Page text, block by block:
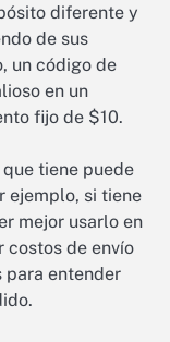
diferente y
de sus
un código de
en un
fijo de $10.
tiene puede
ejemplo, si tiene
mejor usarlo en
costos de envío
para entender